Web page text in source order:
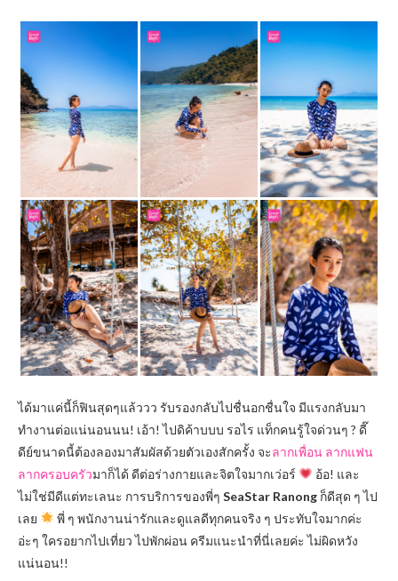
ได้มาแค่นี้ก็ฟินสุดๆแล้ววว รับรองกลับไปชื่นอกชื่นใจ มีแรงกลับมา
ทำงานต่อแน่นอนนน! เอ้า! ไปดิค้าบบบ รอไร แท็กคนรู้ใจด่วนๆ ? ดี๊
ดีย์ขนาดนี้ต้องลองมาสัมผัสด้วยตัวเองสักครั้ง จะลากเพื่อน ลากแฟน
ลากครอบครัวมาก็ได้ ดีต่อร่างกายและจิตใจมากเว่อร์
อ้อ! และ
ไม่ใช่มีดีแต่ทะเลนะ การบริการของพี่ๆ SeaStar Ranong ก็ดีสุด ๆ ไป
เลย
พี่ ๆ พนักงานน่ารักและดูแลดีทุกคนจริง ๆ ประทับใจมากค่ะ
อ่ะๆ ใครอยากไปเที่ยว ไปพักผ่อน ครีมแนะนำที่นี่เลยค่ะ ไม่ผิดหวัง
แน่นอน!!